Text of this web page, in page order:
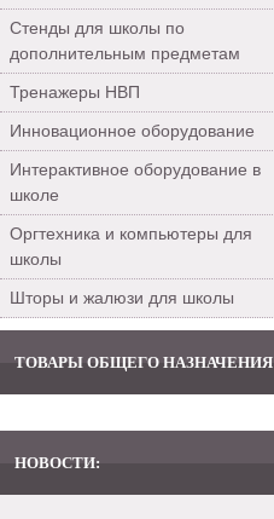
Стенды для школы по
дополнительным предметам
Тренажеры НВП
Инновационное оборудование
Интерактивное оборудование в
школе
Оргтехника и компьютеры для
школы
Шторы и жалюзи для школы
ТОВАРЫ ОБЩЕГО НАЗНАЧЕНИЯ
НОВОСТИ: